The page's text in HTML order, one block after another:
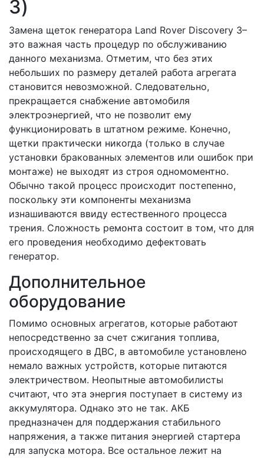
3)
Замена щеток генератора Land Rover Discovery 3–
это важная часть процедур по обслуживанию
данного механизма. Отметим, что без этих
небольших по размеру деталей работа агрегата
становится невозможной. Следовательно,
прекращается снабжение автомобиля
электроэнергией, что не позволит ему
функционировать в штатном режиме. Конечно,
щетки практически никогда (только в случае
установки бракованных элементов или ошибок при
монтаже) не выходят из строя одномоментно.
Обычно такой процесс происходит постепенно,
поскольку эти компоненты механизма
изнашиваются ввиду естественного процесса
трения. Сложность ремонта состоит в том, что для
его проведения необходимо дефектовать
генератор.
Дополнительное
оборудование
Помимо основных агрегатов, которые работают
непосредственно за счет сжигания топлива,
происходящего в ДВС, в автомобиле установлено
немало важных устройств, которые питаются
электричеством. Неопытные автомобилисты
считают, что эта энергия поступает в систему из
аккумулятора. Однако это не так. АКБ
предназначен для поддержания стабильного
напряжения, а также питания энергией стартера
для запуска мотора. Все остальное лежит на